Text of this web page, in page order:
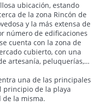
ubicación, estando
de la zona Rincón de
y la más extensa de
número de edificaciones
cuenta con la zona de
cubierto, con una
artesanía, peluquerías,…
una de las principales
principio de la playa
de la misma.